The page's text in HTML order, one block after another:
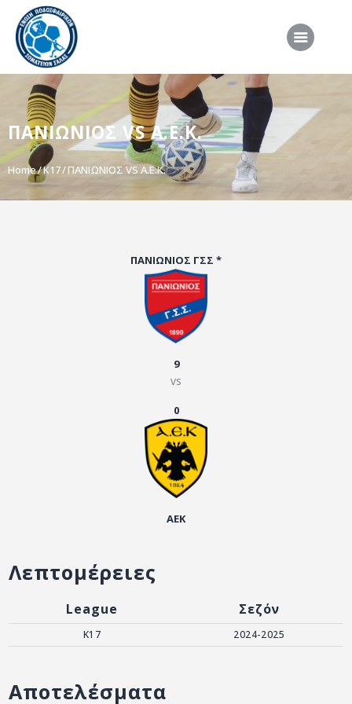
ΠΑΝΙΩΝΙΟΣ VS Α.Ε.Κ.
Home Κ17 ΠΑΝΙΩΝΙΟΣ VS Α.Ε.Κ.
ΑΡΧΙΚΗ
ΕΠΣΣ
ΔΙΟΡΓΑΝΩΣΕΙΣ
ΠΡΟΕΘΝΙΚΕΣ ΟΜΑΔΕΣ
ΣΥΝΕΝΤΕΥΞΕΙΣ
ΠΑΝΙΩΝΙΟΣ ΓΣΣ *
9
vs
0
ΑΕΚ
Λεπτομέρειες
League Σεζόν
Κ17 2024-2025
Αποτελέσματα